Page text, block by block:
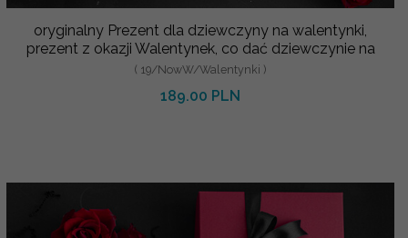
oryginalny Prezent dla dziewczyny na walentynki,
prezent z okazji Walentynek, co dać dziewczynie na
( 19/NowW/Walentynki )
189.00 PLN